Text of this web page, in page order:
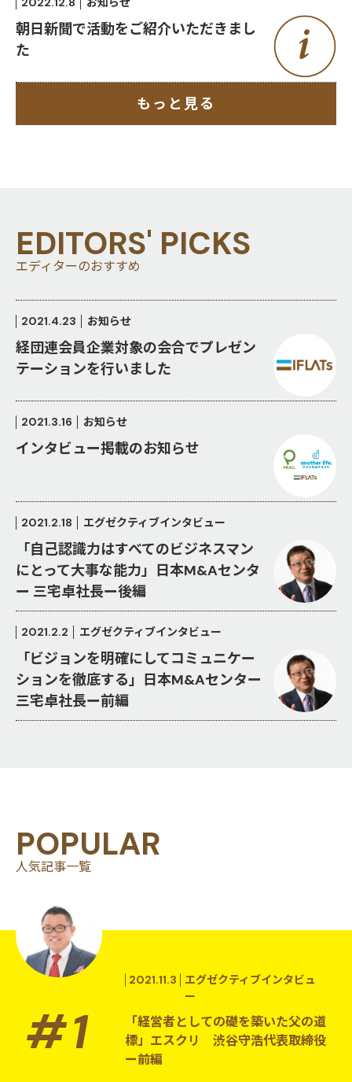
朝日新聞で活動をご紹介いただきまし
た
もっと見る
EDITORS' PICKS
エディターのおすすめ
経団連会員企業対象の会合でプレゼン
テーションを行いました
お知らせ
2021.4.23
インタビュー掲載のお知らせ
お知らせ
2021.3.16
「自己認識力はすべてのビジネスマン
にとって大事な能力」日本M&Aセンタ
ー 三宅卓社長ー後編
エグゼクティブインタビュー
2021.2.18
「ビジョンを明確にしてコミュニケー
ションを徹底する」日本M&Aセンター
三宅卓社長ー前編
エグゼクティブインタビュー
2021.2.2
POPULAR
人気記事一覧
「経営者としての礎を築いた父の道
標」エスクリ 渋谷守浩代表取締役
ー前編
エグゼクティブインタビュ
ー
2021.11.3